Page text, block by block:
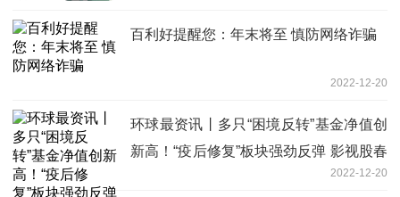
百利好提醒您：年末将至 慎防网络诈骗
2022-12-20
环球最资讯丨多只“困境反转”基金净值创
新高！“疫后修复”板块强劲反弹 影视股春
2022-12-20